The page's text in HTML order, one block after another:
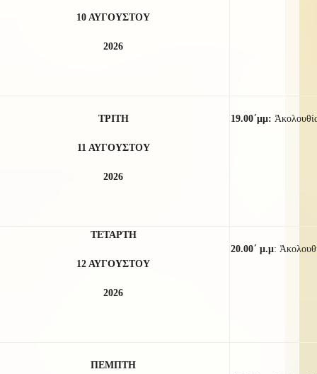
10 ΑΥΓΟΥΣΤΟΥ
2026
ΤΡΙΤΗ
11 ΑΥΓΟΥΣΤΟΥ
2026
19.00΄μμ:
ΤΕΤΑΡΤΗ
12 ΑΥΓΟΥΣΤΟΥ
2026
20.00΄ μ.μ:
ΠΕΜΠΤΗ